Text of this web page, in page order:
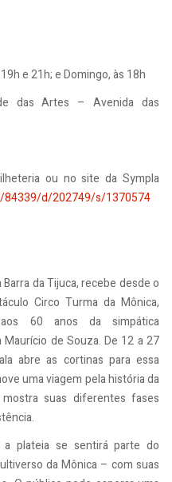
e 21h; e Domingo, às 18h
das Artes – Avenida das
ou no site da Sympla
84339/d/202749/s/1370574
da Tijuca, recebe desde o
Circo Turma da Mônica,
aos 60 anos da simpática
de Souza. De 12 a 27
abre as cortinas para essa
uma viagem pela história da
suas diferentes fases
a plateia se sentirá parte do
da Mônica – com suas